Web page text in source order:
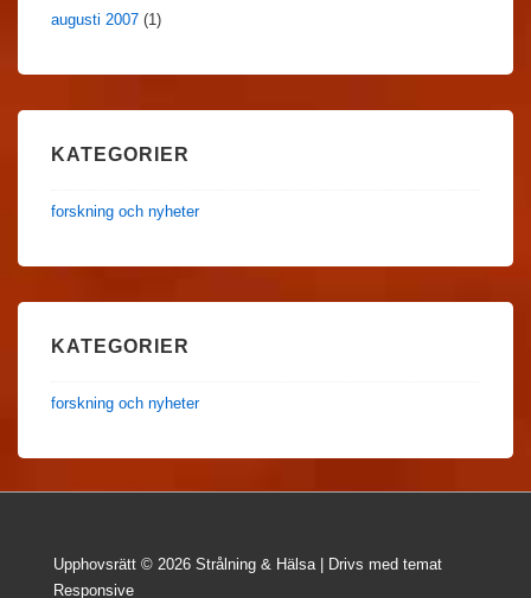
augusti 2007 (1)
KATEGORIER
forskning och nyheter
KATEGORIER
forskning och nyheter
Upphovsrätt © 2026 Strålning & Hälsa | Drivs med temat
Responsive